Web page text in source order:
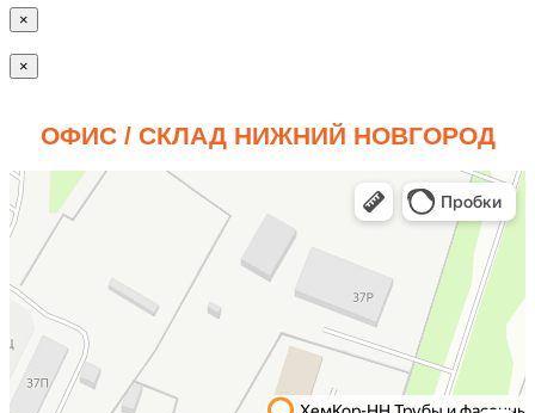
×
×
ОФИС / СКЛАД НИЖНИЙ НОВГОРОД